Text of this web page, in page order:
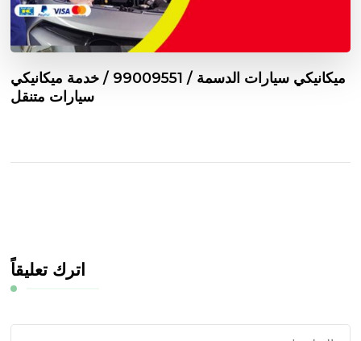
ميكانيكي سيارات الدسمة / 99009551‬ / خدمة ميكانيكي
سيارات متنقل
اترك تعليقاً